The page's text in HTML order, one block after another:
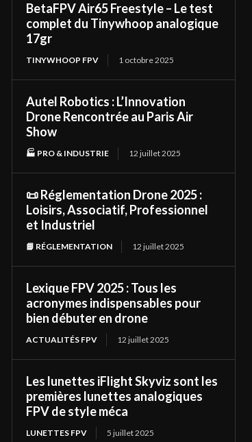
BetaFPV Air65 Freestyle – Le test
complet du Tinywhoop analogique
17gr
TINYWHOOP FPV 1 octobre 2025
Autel Robotics : L’Innovation
Drone Rencontrée au Paris Air
Show
🏭 PRO & INDUSTRIE 12 juillet 2025
📜 Réglementation Drone 2025 :
Loisirs, Associatif, Professionnel
et Industriel
📘 RÉGLEMENTATION 12 juillet 2025
Lexique FPV 2025 : Tous les
acronymes indispensables pour
bien débuter en drone
ACTUALITÉS FPV 12 juillet 2025
Les lunettes iFlight Skyviz sont les
premières lunettes analogiques
FPV de style méca
LUNETTES FPV 5 juillet 2025